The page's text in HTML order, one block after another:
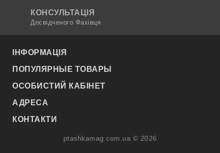
КОНСУЛЬТАЦІЯ
Досвідченого Фахівця
ІНФОРМАЦІЯ
ПОПУЛЯРНЫЕ ТОВАРЫ
ОСОБИСТИЙ КАБІНЕТ
АДРЕСА
КОНТАКТИ
ptashkamag.com.ua © 2026